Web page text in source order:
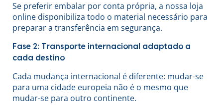
Se preferir embalar por conta própria, a nossa loja
online disponibiliza todo o material necessário para
preparar a transferência em segurança.
Fase 2: Transporte internacional adaptado a
cada destino
Cada mudança internacional é diferente: mudar-se
para uma cidade europeia não é o mesmo que
mudar-se para outro continente.